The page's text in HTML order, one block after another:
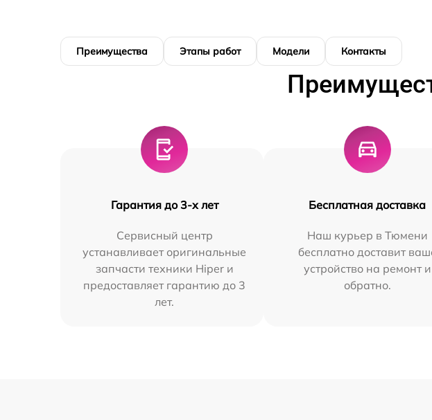
Преимущества Этапы работ Модели Контакты
Гарантия до 3-х лет
Сервисный центр
устанавливает оригинальные
запчасти техники Hiper и
предоставляет гарантию до 3
лет.
Бесплатная доставка
Наш курьер в Тюмени
бесплатно доставит
устройство на ремонт и
обратно.